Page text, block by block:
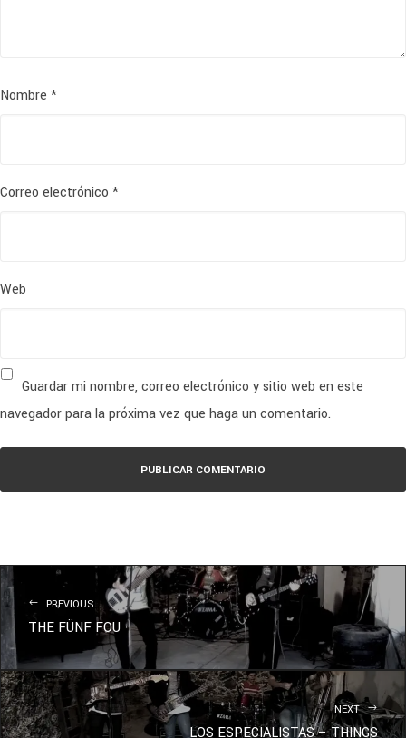
Nombre *
Correo electrónico *
Web
Guardar mi nombre, correo electrónico y sitio web en este
navegador para la próxima vez que haga un comentario.
PREVIOUS
THE FÜNF FOU
NEXT
LOS ESPECIALISTAS – THINGS